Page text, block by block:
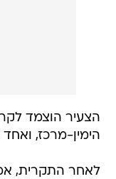
הצעיר הוצמד
הימין-מרכז,
לאחר התקרית,